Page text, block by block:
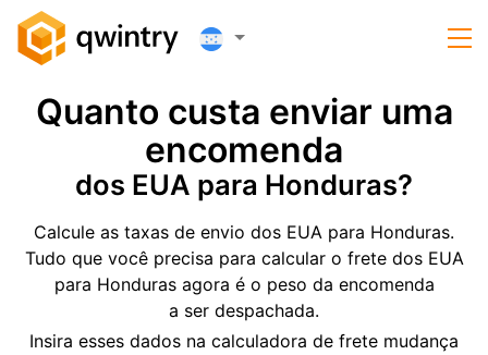
Quanto custa enviar uma
encomenda
dos EUA para Honduras?
Calcule as taxas de envio dos EUA para Honduras.
Tudo que você precisa para calcular o frete dos EUA
para Honduras agora é o peso da encomenda
a ser despachada.
Insira esses dados na calculadora de frete mudança